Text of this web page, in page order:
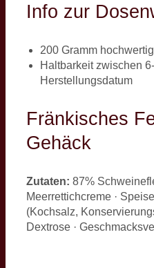
Info zur
200 Gramm
Haltbarkeit zwischen
Herstellungsdatum
Fränkisches
Gehäck
Zutaten: 87%
Meerrettichcreme ·
(Kochsalz,
Dextrose ·